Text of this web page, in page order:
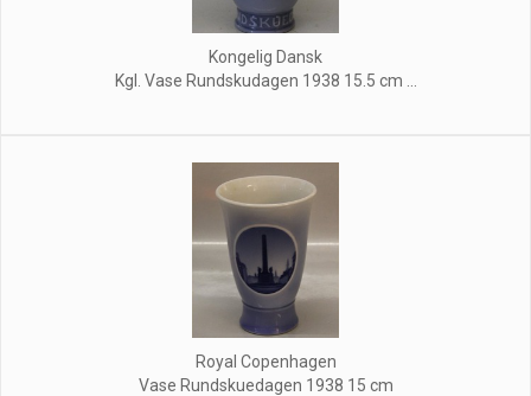
Kongelig Dansk
Kgl. Vase Rundskudagen 1938 15.5 cm ...
Royal Copenhagen
Vase Rundskuedagen 1938 15 cm